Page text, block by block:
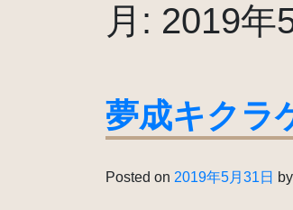
月: 2019年
夢成キクラ
Posted on 2019年5月31日 by